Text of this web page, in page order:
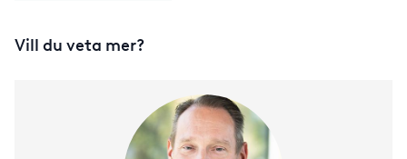
Vill du veta mer?